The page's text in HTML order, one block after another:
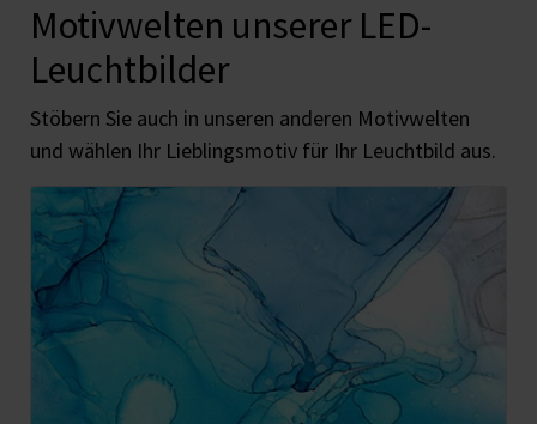
Motivwelten unserer LED-
Leuchtbilder
Stöbern Sie auch in unseren anderen Motivwelten
und wählen Ihr Lieblingsmotiv für Ihr Leuchtbild aus.